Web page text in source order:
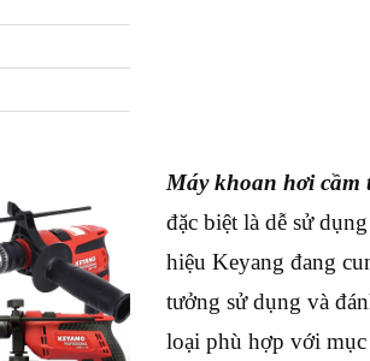
Máy khoan hơi cầm
đặc biệt là dễ sử
hiệu Keyang đang
tưởng sử dụng và
loại phù hợp với